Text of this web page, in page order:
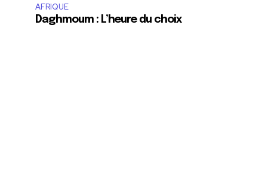
AFRIQUE
Daghmoum : L’heure du choix